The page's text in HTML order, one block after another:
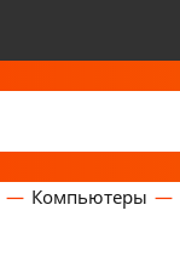
Компьютеры